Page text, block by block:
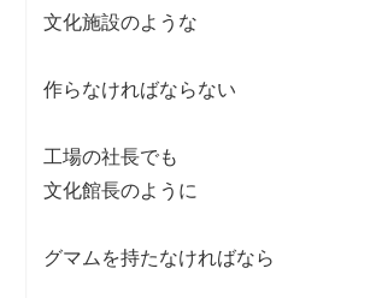
文化施設のような
作らなければならない
工場の社長でも
文化館長のように
グマムを持たなければなら